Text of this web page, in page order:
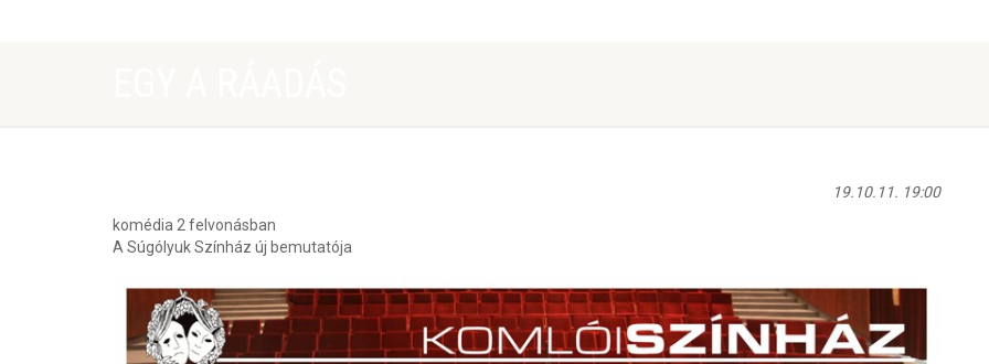
19.10.11. 19:00
komédia 2 felvonásban
A Súgólyuk Színház új bemutatója